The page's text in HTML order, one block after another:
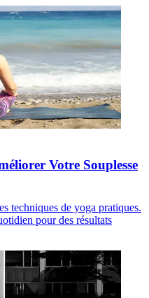
Votre Souplesse
techniques de yoga pratiques.
pour des résultats